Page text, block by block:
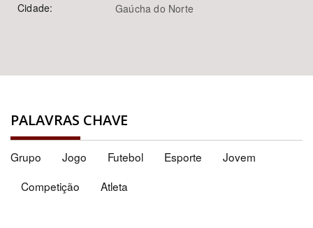
Cidade: Gaúcha do Norte
PALAVRAS CHAVE
Grupo Jogo Futebol Esporte
Jovem
Competição
Atleta